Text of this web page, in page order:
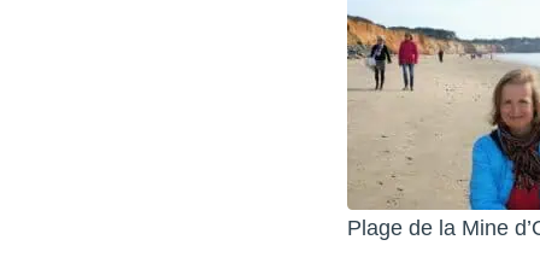
Plage de la Mine